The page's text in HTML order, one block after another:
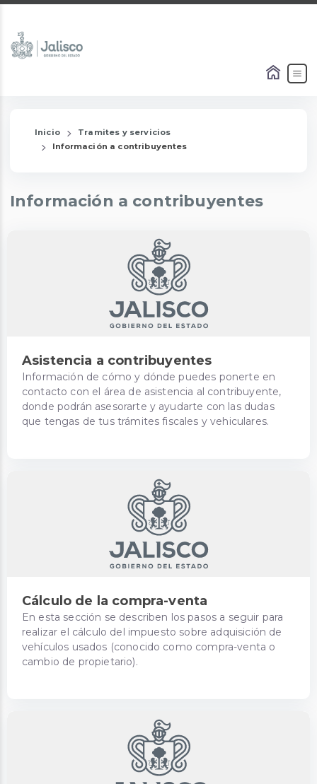
Inicio
Tramites y servicios
Información a contribuyentes
Información a contribuyentes
Asistencia a contribuyentes
Información de cómo y dónde puedes ponerte en
contacto con el área de asistencia al contribuyente,
donde podrán asesorarte y ayudarte con las dudas
que tengas de tus trámites fiscales y vehiculares.
Cálculo de la compra-venta
En esta sección se describen los pasos a seguir para
realizar el cálculo del impuesto sobre adquisición de
vehículos usados (conocido como compra-venta o
cambio de propietario).